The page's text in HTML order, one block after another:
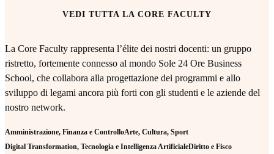
VEDI TUTTA LA CORE FACULTY
La Core Faculty rappresenta l’élite dei nostri docenti: un gruppo
ristretto, fortemente connesso al mondo Sole 24 Ore Business
School, che collabora alla progettazione dei programmi e allo
sviluppo di legami ancora più forti con gli studenti e le aziende del
nostro network.
Amministrazione, Finanza e ControlloArte, Cultura, Sport
Digital Transformation, Tecnologia e Intelligenza ArtificialeDiritto e Fisco